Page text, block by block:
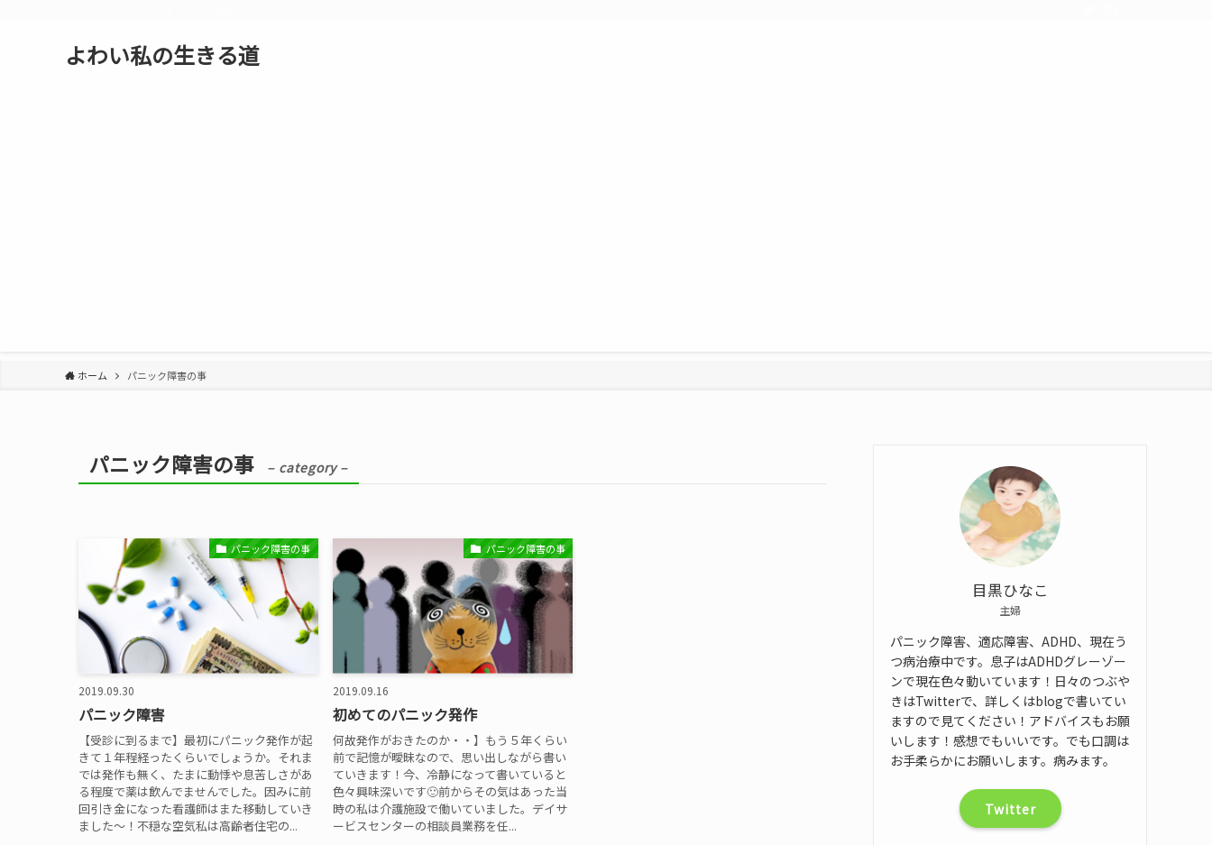
よわい私の生きる道
ホーム パニック障害の事
パニック障害の事 – category –
パニック障害の事
2019.09.30
パニック障害
【受診に到るまで】最初にパニック発作が起
きて１年程経ったくらいでしょうか。それま
では発作も無く、たまに動悸や息苦しさがあ
る程度で薬は飲んでませんでした。因みに前
回引き金になった看護師はまた移動していき
ました〜！不穏な空気私は高齢者住宅の...
パニック障害の事
2019.09.16
初めてのパニック発作
何故発作がおきたのか・・】もう５年くらい
前で記憶が曖昧なので、思い出しながら書い
ていきます！今、冷静になって書いていると
色々興味深いです🙂前からその気はあった当
時の私は介護施設で働いていました。デイサ
ービスセンターの相談員業務を任...
目黒ひなこ
主婦
パニック障害、適応障害、ADHD、現在う
つ病治療中です。息子はADHDグレーゾー
ンで現在色々動いています！日々のつぶや
きはTwitterで、詳しくはblogで書いてい
ますので見てください！アドバイスもお願
いします！感想でもいいです。でも口調は
お手柔らかにお願いします。病みます。
Twitter